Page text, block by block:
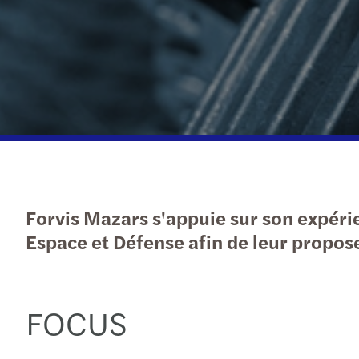
En savoir plus
Forvis Mazars s'appuie sur son
Espace et Défense afin de leur
FOCUS